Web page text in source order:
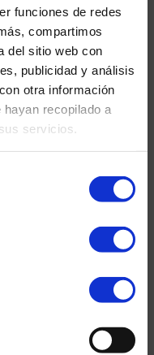
funciones de redes
compartimos
del sitio web con
publicidad y análisis
otra información
recopilado a
servicios.
de Agua de
Senegal.
tendrá
las
del lago